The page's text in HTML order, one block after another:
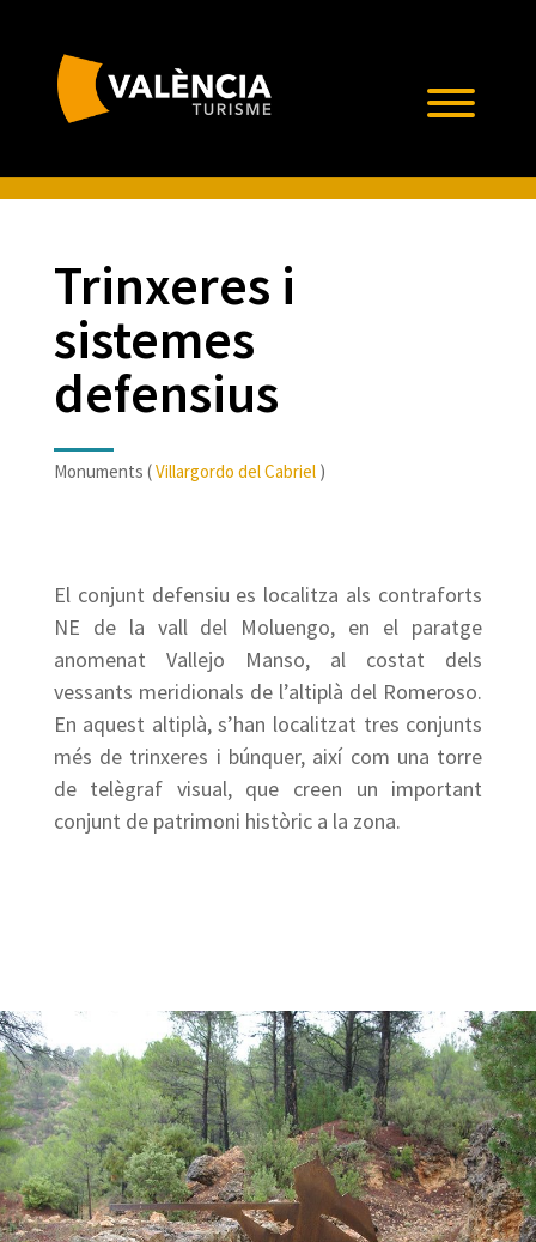
Trinxeres i
sistemes
defensius
Monuments (Villargordo del Cabriel)
El conjunt defensiu es localitza als contraforts
NE de la vall del Moluengo, en el paratge
anomenat Vallejo Manso, al costat dels
vessants meridionals de l’altiplà del Romeroso.
En aquest altiplà, s’han localitzat tres conjunts
més de trinxeres i búnquer, així com una torre
de telègraf visual, que creen un important
conjunt de patrimoni històric a la zona.